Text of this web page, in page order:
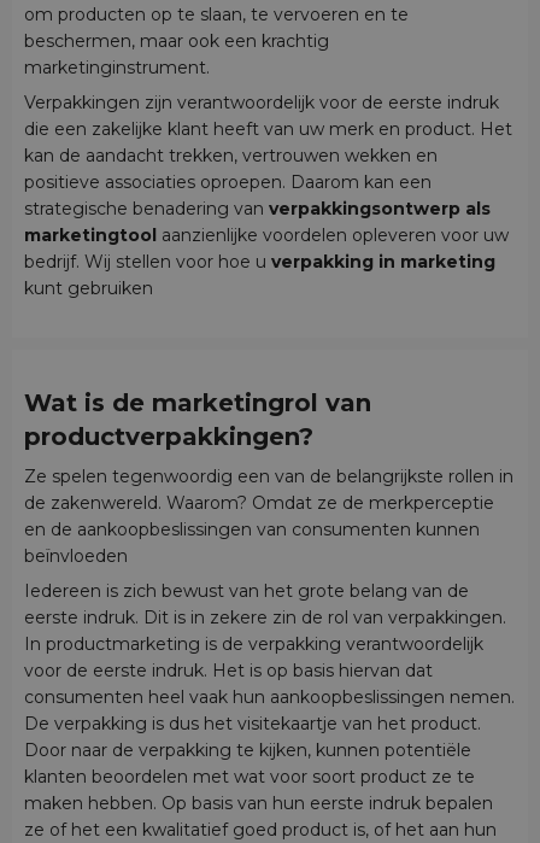
om producten op te slaan, te vervoeren en te
beschermen, maar ook een krachtig
marketinginstrument.
Verpakkingen zijn verantwoordelijk voor de eerste indruk
die een zakelijke klant heeft van uw merk en product. Het
kan de aandacht trekken, vertrouwen wekken en
positieve associaties oproepen. Daarom kan een
strategische benadering van verpakkingsontwerp als
marketingtool aanzienlijke voordelen opleveren voor uw
bedrijf. Wij stellen voor hoe u verpakking in marketing
kunt gebruiken
Wat is de marketingrol van
productverpakkingen?
Ze spelen tegenwoordig een van de belangrijkste rollen in
de zakenwereld. Waarom? Omdat ze de merkperceptie
en de aankoopbeslissingen van consumenten kunnen
beïnvloeden
Iedereen is zich bewust van het grote belang van de
eerste indruk. Dit is in zekere zin de rol van verpakkingen.
In productmarketing is de verpakking verantwoordelijk
voor de eerste indruk. Het is op basis hiervan dat
consumenten heel vaak hun aankoopbeslissingen nemen.
De verpakking is dus het visitekaartje van het product.
Door naar de verpakking te kijken, kunnen potentiële
klanten beoordelen met wat voor soort product ze te
maken hebben. Op basis van hun eerste indruk bepalen
ze of het een kwalitatief goed product is, of het aan hun